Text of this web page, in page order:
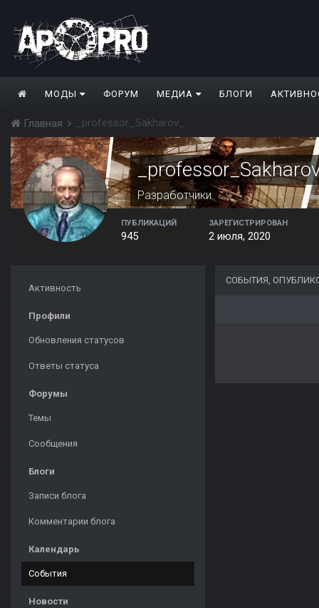
МОДЫ ФОРУМ МЕДИА БЛОГИ
Главная _professor_Sakharov_
Разработчики
ПУБЛИКАЦИЙ
945
ЗАРЕГИСТРИРОВАН
2 июля, 2020
Активность
Профили
Обновления статусов
Ответы статуса
Форумы
Темы
Сообщения
Блоги
Записи блога
Комментарии блога
Календарь
События
Новости
СОБЫТИЯ,